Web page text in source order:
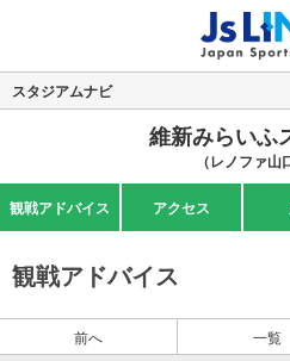
スタジアムナビ
維新みらいふ
（レノファ山
観戦アドバイス アクセス
観戦アドバイス
前へ 一覧